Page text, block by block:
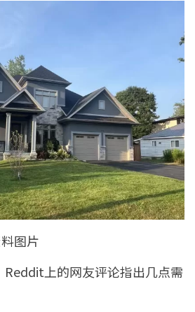
图片
上的网友评论指出几点需